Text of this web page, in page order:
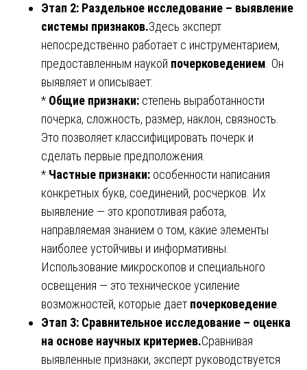
Этап 2: Раздельное исследование – выявление
системы признаков.Здесь эксперт
непосредственно работает с инструментарием,
предоставленным наукой почерковедением. Он
выявляет и описывает:
* Общие признаки: степень выработанности
почерка, сложность, размер, наклон, связность.
Это позволяет классифицировать почерк и
сделать первые предположения.
* Частные признаки: особенности написания
конкретных букв, соединений, росчерков. Их
выявление — это кропотливая работа,
направляемая знанием о том, какие элементы
наиболее устойчивы и информативны.
Использование микроскопов и специального
освещения — это техническое усиление
возможностей, которые дает почерковедение.
Этап 3: Сравнительное исследование – оценка
на основе научных критериев.Сравнивая
выявленные признаки, эксперт руководствуется